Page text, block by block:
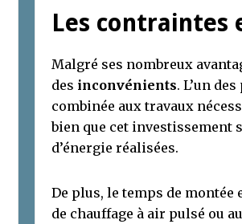
Les contraintes
Malgré ses nombreux
des inconvénients. L’un
combinée aux travaux
bien que cet investissement
d’énergie réalisées.
De plus, le temps de
de chauffage à air pulsé ou